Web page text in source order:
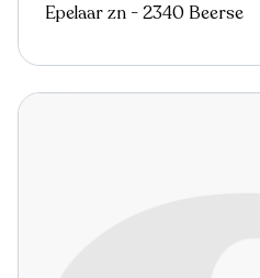
Epelaar zn - 2340 Beerse